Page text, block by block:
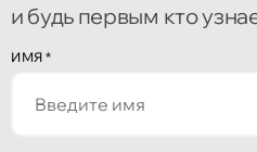
и будь первым кто
ИМЯ *